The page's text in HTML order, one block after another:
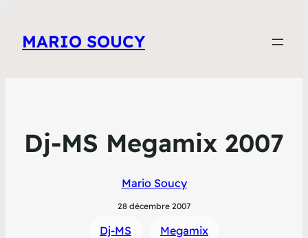
MARIO SOUCY
Dj-MS Megamix 2007
Mario Soucy
28 décembre 2007
Dj-MS Megamix